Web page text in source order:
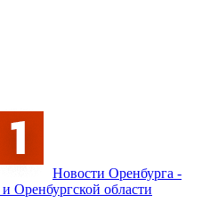
Новости Оренбурга -
Оренбургской области